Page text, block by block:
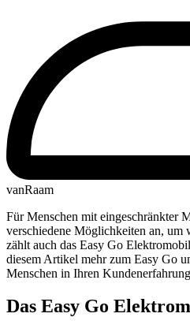
vanRaam
Für Menschen mit eingeschränkter
verschiedene Möglichkeiten an, um
zählt auch das Easy Go
diesem Artikel mehr zum Easy Go
Menschen in Ihren
Das Easy Go